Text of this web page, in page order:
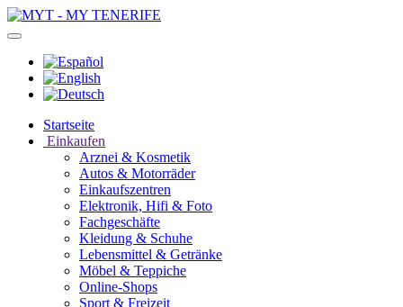
Startseite
Einkaufen
Arznei & Kosmetik
Autos & Motorräder
Einkaufszentren
Elektronik, Hifi & Foto
Fachgeschäfte
Kleidung & Schuhe
Lebensmittel & Getränke
Möbel & Teppiche
Online-Shops
Sport & Freizeit